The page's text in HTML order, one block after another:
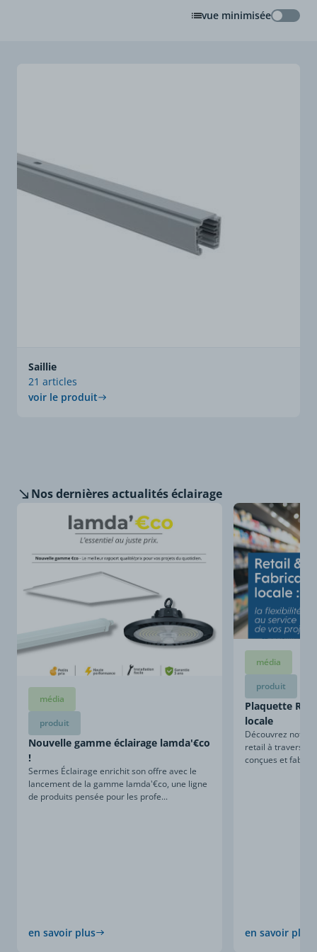
vue minimiséevue
Saillie
21 articles
voir le produit
Nos dernièresactualités éclairage
média
produit
Nouvelle gamme éclairage lamda'€co
!
Sermes Éclairage enrichit son offre avec le
lancement de la gamme lamda'€co, une ligne
de produits pensée pour les profe...
en savoir plus
média
produit
Plaquette
locale
Découvrez notre
retail à travers
conçues et
en savoir plus